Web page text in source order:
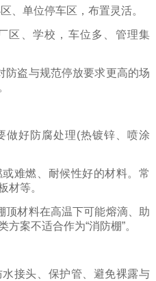
、单位停车区，布置灵活。
区、学校，车位多、管理集
防盗与规范停放要求更高的场
做好防腐处理(热镀锌、喷涂
难燃、耐候性好的材料。常
材等。
顶材料在高温下可能熔滴、助
案不适合作为“消防棚”。
接头、保护管、避免裸露与